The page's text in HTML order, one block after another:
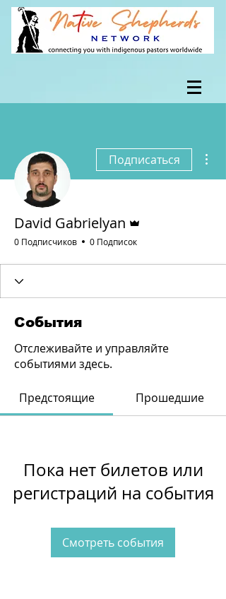
Подписаться
David Gabrielyan
0 Подписчиков 0 Подписок
События
Отслеживайте и управляйте
событиями здесь.
Предстоящие Прошедшие
Пока нет билетов или
регистраций на события
Смотреть события